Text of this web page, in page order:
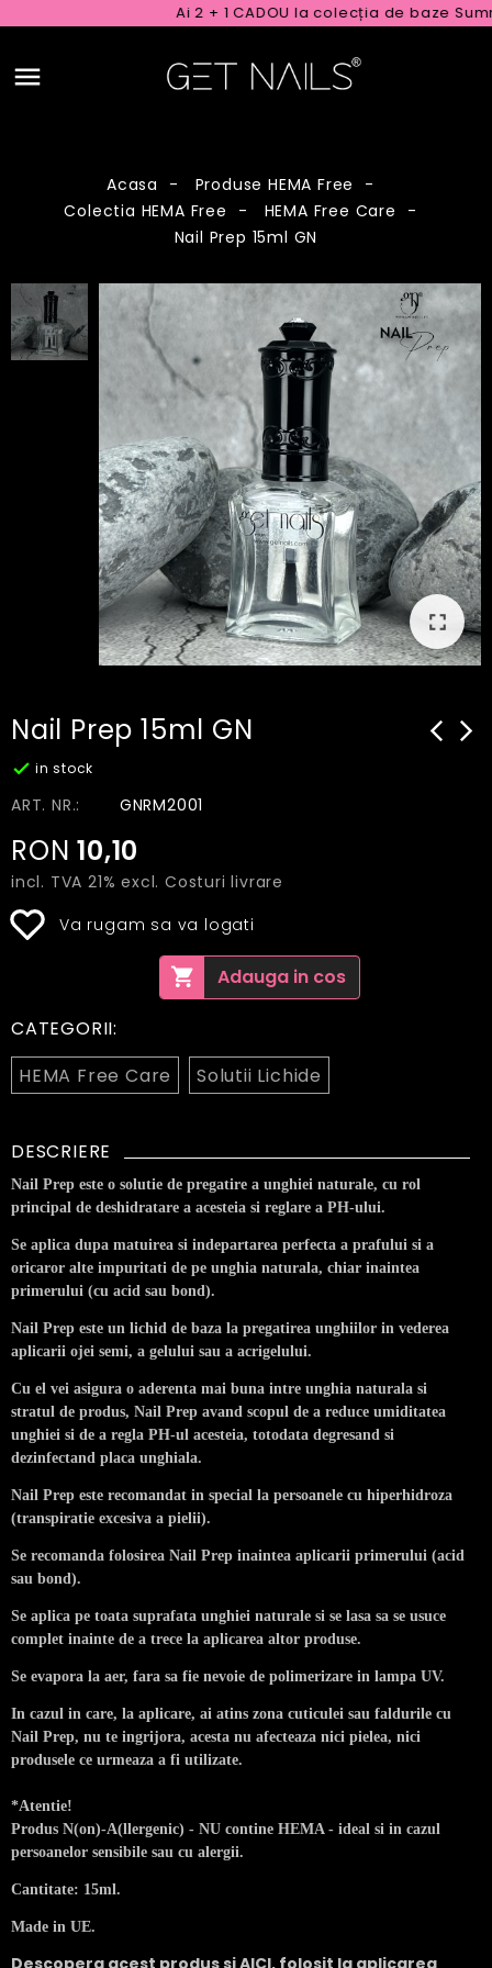
Ai 2 + 1 CADOU la colecția de baze
Acasa
Produse HEMA Free
Colectia HEMA Free
HEMA Free Care
Nail Prep 15ml GN
fullscreen
Nail Prep 15ml GN arrow_back_ios_new
 in stock
ART. NR.: GNRM2001
RON 10,10
incl. TVA 21% excl.Costuri livrare
Va rugam sa va logati
shopping_cart Adauga in cos
CATEGORII:
HEMA Free Care
Solutii Lichide
DESCRIERE
Nail Prep este o solutie de pregatire a unghiei naturale, cu rol
principal de deshidratare a acesteia si reglare a PH-ului.
Se aplica dupa matuirea si indepartarea perfecta a prafului si a
oricaror alte impuritati de pe unghia naturala, chiar inaintea
primerului (cu acid sau bond).
Nail Prep este un lichid de baza la pregatirea unghiilor in vederea
aplicarii ojei semi, a gelului sau a acrigelului.
Cu el vei asigura o aderenta mai buna intre unghia naturala si
stratul de produs, Nail Prep avand scopul de a reduce umiditatea
unghiei si de a regla PH-ul acesteia, totodata degresand si
dezinfectand placa unghiala.
Nail Prep este recomandat in special la persoanele cu hiperhidroza
(transpiratie excesiva a pielii).
Se recomanda folosirea Nail Prep inaintea aplicarii primerului (acid
sau bond).
Se aplica pe toata suprafata unghiei naturale si se lasa sa se usuce
complet inainte de a trece la aplicarea altor produse.
Se evapora la aer, fara sa fie nevoie de polimerizare in lampa UV.
In cazul in care, la aplicare, ai atins zona cuticulei sau faldurile cu
Nail Prep, nu te ingrijora, acesta nu afecteaza nici pielea, nici
produsele ce urmeaza a fi utilizate.
*Atentie!
Produs N(on)-A(llergenic) - NU contine HEMA - ideal si in cazul
persoanelor sensibile sau cu alergii.
Cantitate: 15ml.
Made in UE.
Descopera acest produs siAICI, folosit la aplicarea